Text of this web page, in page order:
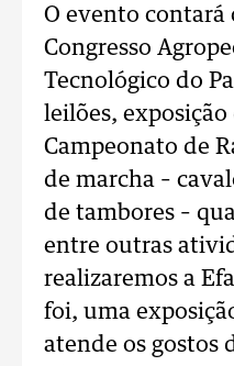
O evento contará
Congresso
Tecnológico do
leilões, exposição
Campeonato de
de marcha –
de tambores –
entre outras
realizaremos a
foi, uma
atende os gostos